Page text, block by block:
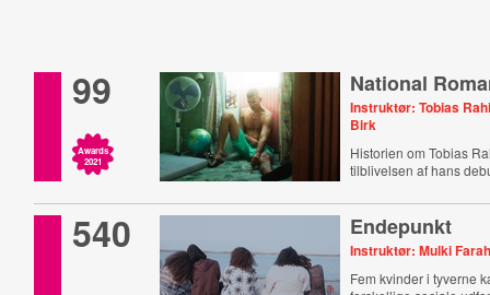
99
Awards
2021
National
Instruktør: Tobias
Birk
Historien om Tobias
tilblivelsen af hans
540 Endepunkt
Instruktør: Mulki
Fem kvinder i tyverne